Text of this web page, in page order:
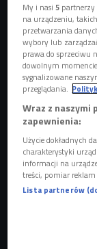
Długi weekend
rowerowych.
dla mniej i
kółek.
Jeżeli jeździmy
bardzo
rowerem na
Należy jednak
tłumaczy gość
bardziej
męcząca, a
My i nasi5
na urządzeniu,
przetwarzania
wybory lub
prawa do sprzeciwu
dowolnym
sygnalizowane
przeglądania.
Wraz z naszymi
zapewnienia:
Użycie dokładnych
charakterystyki
informacji na
treści, pomiar reklam
Lista partnerów